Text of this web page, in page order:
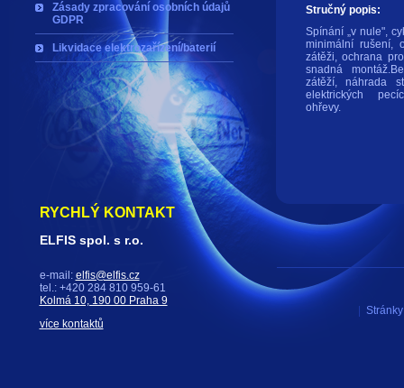
Zásady zpracování osobních údajů
GDPR
Likvidace elektrozařízení/baterií
Stručný popis:
Spínání „v nule",
minimální rušení,
zátěži, ochrana
snadná
zátěží, náhrada
elektrických
ohřevy.
RYCHLÝ KONTAKT
ELFIS spol. s r.o.
e-mail: elfis@elfis.cz
tel.: +420 284 810 959-61
Kolmá 10, 190 00 Praha 9
více kontaktů